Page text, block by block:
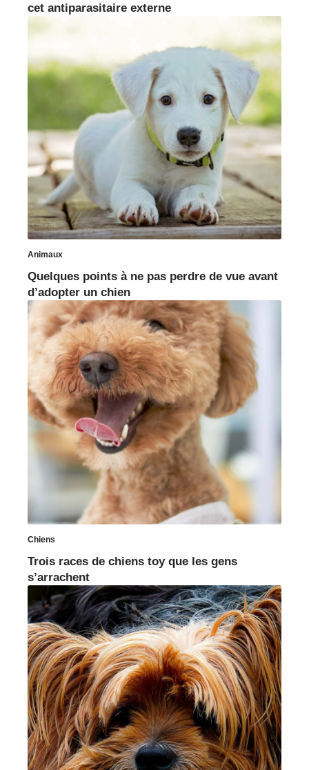
cet antiparasitaire externe
Animaux
Quelques points à ne pas perdre de vue avant
d’adopter un chien
Chiens
Trois races de chiens toy que les gens
s’arrachent